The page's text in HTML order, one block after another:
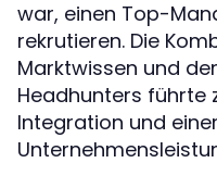
war, einen Top-
rekrutieren. Die
Marktwissen und
Headhunters führte
Integration und